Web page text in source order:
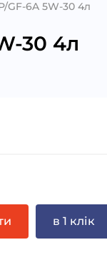
GF-6A 5W-30 4л
30 4л
в 1 клік